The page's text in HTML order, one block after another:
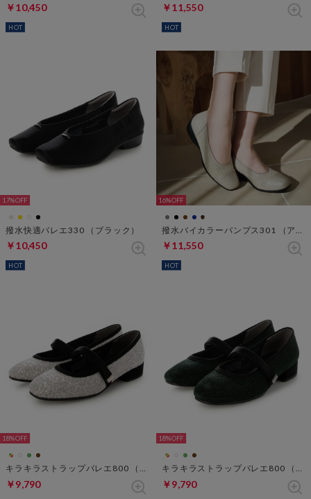
￥10,450
HOT
￥11,550
HOT
17%
撥水快適バレエ330 （ブラック）
￥10,450
HOT
16%
￥11,550
HOT
18%
キラキラストラップバレエ800 （ホワイトxブラック）
￥9,790
18%
キラキラストラップバレエ800 （グリーン）
￥9,790